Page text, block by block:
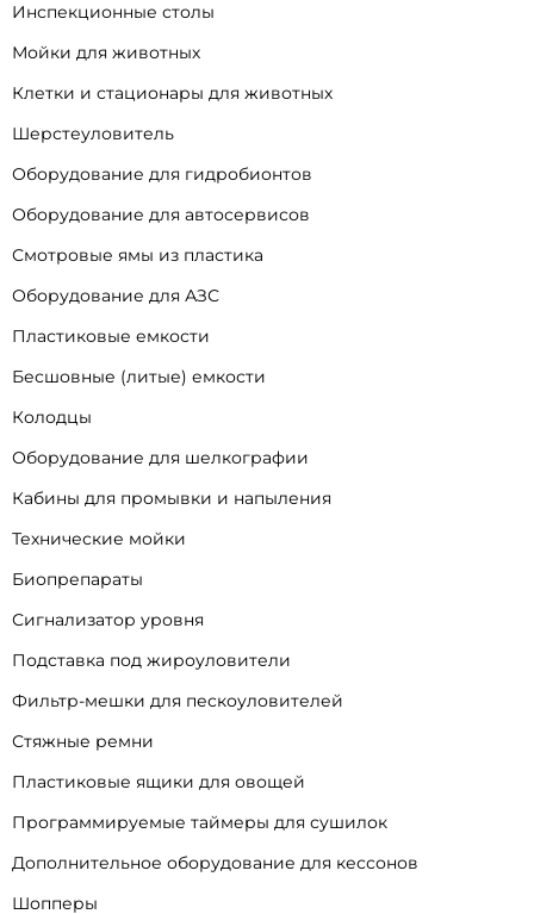
Инспекционные столы
Мойки для животных
Клетки и стационары для животных
Шерстеуловитель
Оборудование для гидробионтов
Оборудование для автосервисов
Смотровые ямы из пластика
Оборудование для АЗС
Пластиковые емкости
Бесшовные (литые) емкости
Колодцы
Оборудование для шелкографии
Кабины для промывки и напыления
Технические мойки
Биопрепараты
Сигнализатор уровня
Подставка под жироуловители
Фильтр-мешки для пескоуловителей
Стяжные ремни
Пластиковые ящики для овощей
Программируемые таймеры для сушилок
Дополнительное оборудование для кессонов
Шопперы